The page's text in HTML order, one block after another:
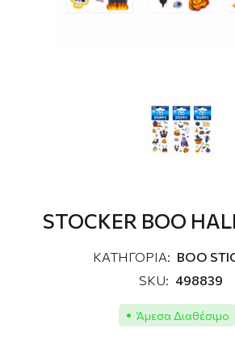
STOCKER BOO
ΚΑΤΗΓΟΡΙΑ: ΒΟΟ
SKU: 498839
Άμεσα Διαθέσιμο